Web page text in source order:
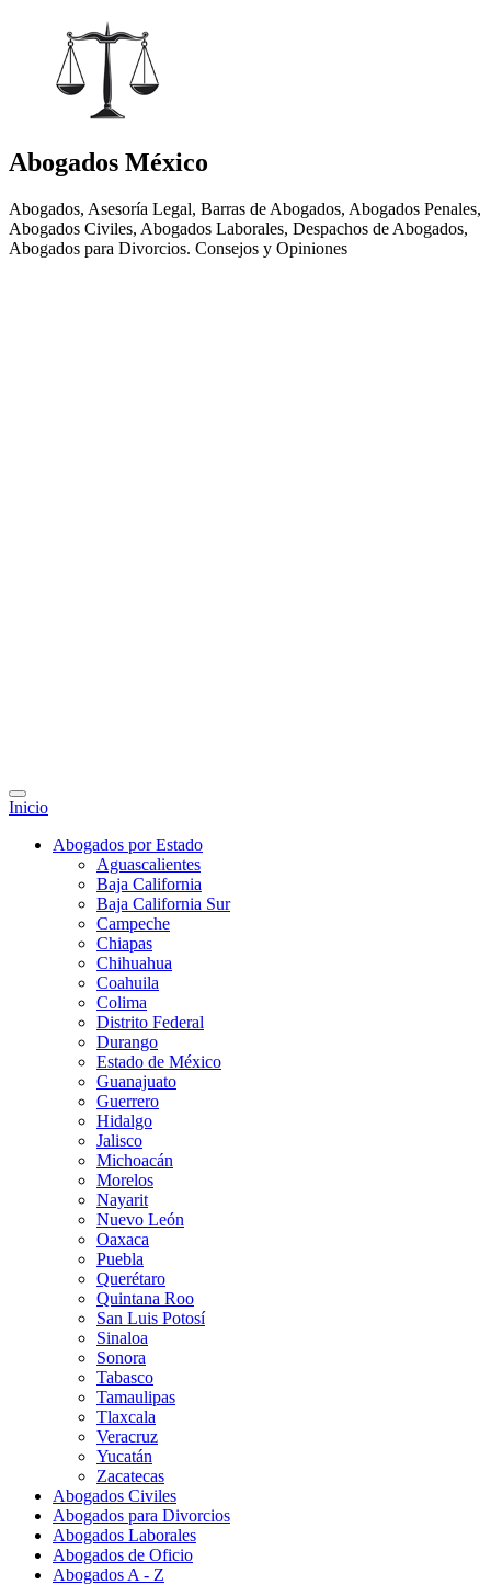
Abogados México
Abogados, Asesoría Legal, Barras de Abogados, Abogados Penales,
Abogados Civiles, Abogados Laborales, Despachos de Abogados,
Abogados para Divorcios. Consejos y Opiniones
Inicio
Abogados por Estado
Aguascalientes
Baja California
Baja California Sur
Campeche
Chiapas
Chihuahua
Coahuila
Colima
Distrito Federal
Durango
Estado de México
Guanajuato
Guerrero
Hidalgo
Jalisco
Michoacán
Morelos
Nayarit
Nuevo León
Oaxaca
Puebla
Querétaro
Quintana Roo
San Luis Potosí
Sinaloa
Sonora
Tabasco
Tamaulipas
Tlaxcala
Veracruz
Yucatán
Zacatecas
Abogados Civiles
Abogados para Divorcios
Abogados Laborales
Abogados de Oficio
Abogados A - Z